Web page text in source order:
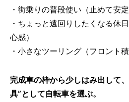
・街乗りの普段使い（止めて安
・ちょっと遠回りしたくなる休
心感）
・小さなツーリング（フロント
完成車の枠から少しはみ出して
具”として自転車を選ぶ。